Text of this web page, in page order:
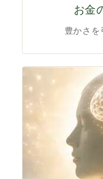
お金
豊かさを